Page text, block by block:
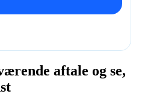
aftale og se,